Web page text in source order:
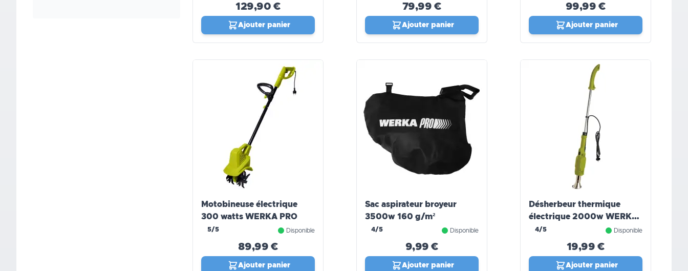
129,90 €
Ajouter panier
79,99 €
Ajouter panier
99,99 €
Ajouter panier
Motobineuse électrique
300 watts WERKA PRO
5/5 Disponible
89,99 €
Ajouter panier
Sac aspirateur broyeur
3500w 160 g/m²
4/5 Disponible
9,99 €
Ajouter panier
Désherbeur thermique
électrique 2000w WERKA
PRO
4/5 Disponible
19,99 €
Ajouter panier